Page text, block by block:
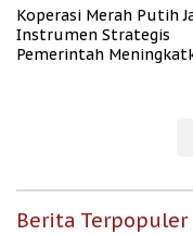
Koperasi Merah Putih
Instrumen Strategis
Pemerintah
Berita Terpopuler